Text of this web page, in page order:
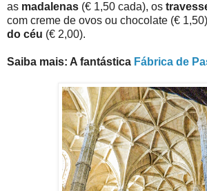
as madalenas (€ 1,50 cada), os
com creme de ovos ou chocolate (€
do céu (€ 2,00).
Saiba mais: A fantástica Fábrica de